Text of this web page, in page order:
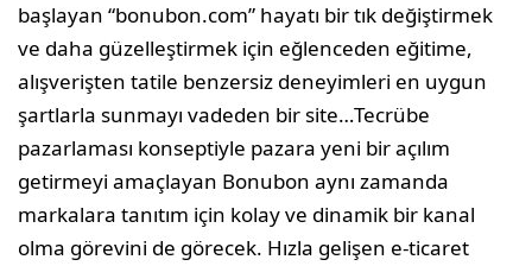
başlayan “bonubon.com” hayatı bir tık değiştirmek
ve daha güzelleştirmek için eğlenceden eğitime,
alışverişten tatile benzersiz deneyimleri en uygun
şartlarla sunmayı vadeden bir site…Tecrübe
pazarlaması konseptiyle pazara yeni bir açılım
getirmeyi amaçlayan Bonubon aynı zamanda
markalara tanıtım için kolay ve dinamik bir kanal
olma görevini de görecek. Hızla gelişen e-ticaret